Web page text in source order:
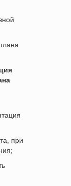
при